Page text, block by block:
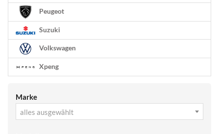
Peugeot
Suzuki
Volkswagen
Xpeng
Marke
alles ausgewählt